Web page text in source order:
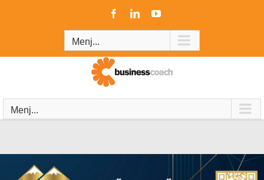
FacebookLinkedInYouTube
Menj...
Menj...